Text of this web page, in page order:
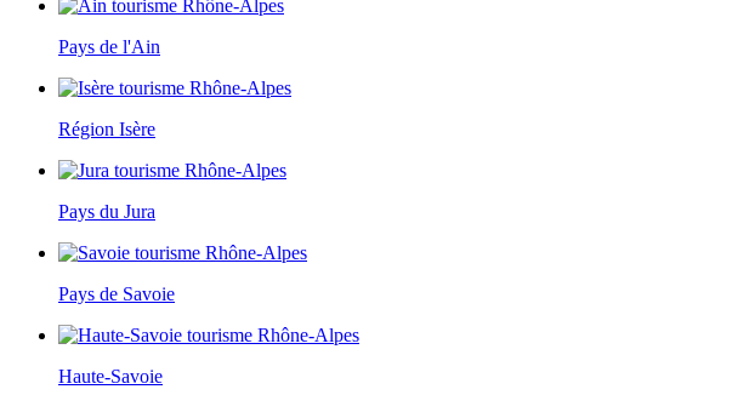
Pays de l'Ain
Région Isère
Pays du Jura
Pays de Savoie
Haute-Savoie